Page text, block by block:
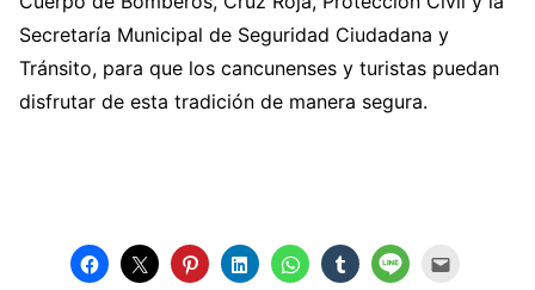
Secretaría Municipal de Seguridad Ciudadana y
Tránsito, para que los cancunenses y turistas puedan
disfrutar de esta tradición de manera segura.